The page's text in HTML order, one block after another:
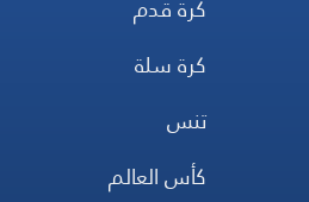
كرة قدم
كرة سلة
تنس
كأس العالم